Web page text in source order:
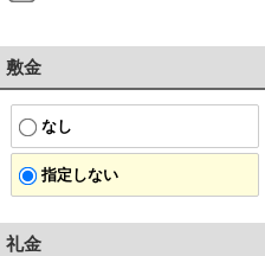
敷金
なし
指定しない
礼金